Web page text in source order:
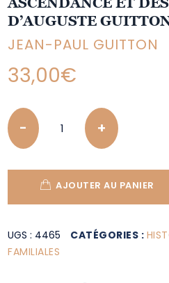
D’AUGUSTE
JEAN-PAUL GUITTON
33,00€
Quantity
AJOUTER AU PANIER
UGS : 4465 CATÉGORIES :
FAMILIALES